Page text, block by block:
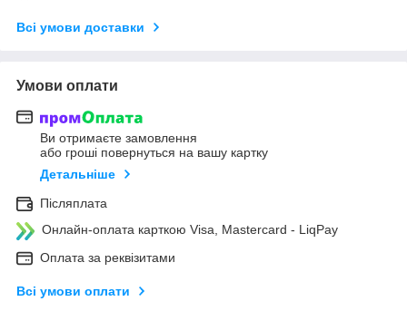
Всі умови доставки
Умови оплати
Ви отримаєте замовлення
або гроші повернуться на вашу картку
Детальніше
Післяплата
Онлайн-оплата карткою Visa, Mastercard - LiqPay
Оплата за реквізитами
Всі умови оплати